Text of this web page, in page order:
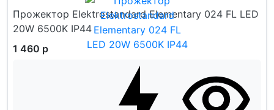
Прожектор Elektrostandard Elementary 024 FL LED
20W 6500K IP44
1 460 р